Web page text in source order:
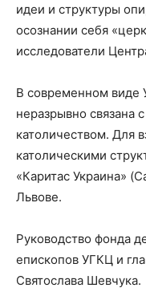
идеи и структуры
осознании себя
исследователи
В современном виде
неразрывно связана
католичеством. Для
католическими
«Каритас Украина»
Львове.
Руководство фонда
епископов УГКЦ и
Святослава Шевчука.